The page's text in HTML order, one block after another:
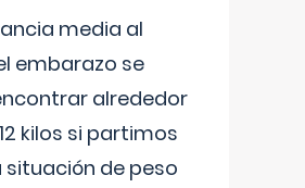
media al
embarazo se
alrededor
kilos si partimos
situación de peso